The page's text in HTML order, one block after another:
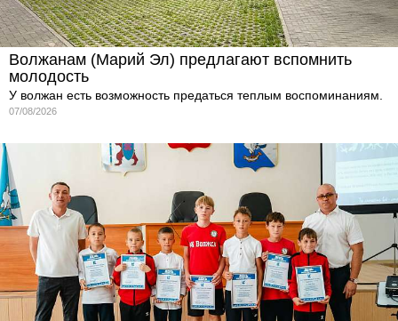
Волжанам (Марий Эл) предлагают вспомнить
молодость
У волжан есть возможность предаться теплым воспоминаниям.
07/08/2026